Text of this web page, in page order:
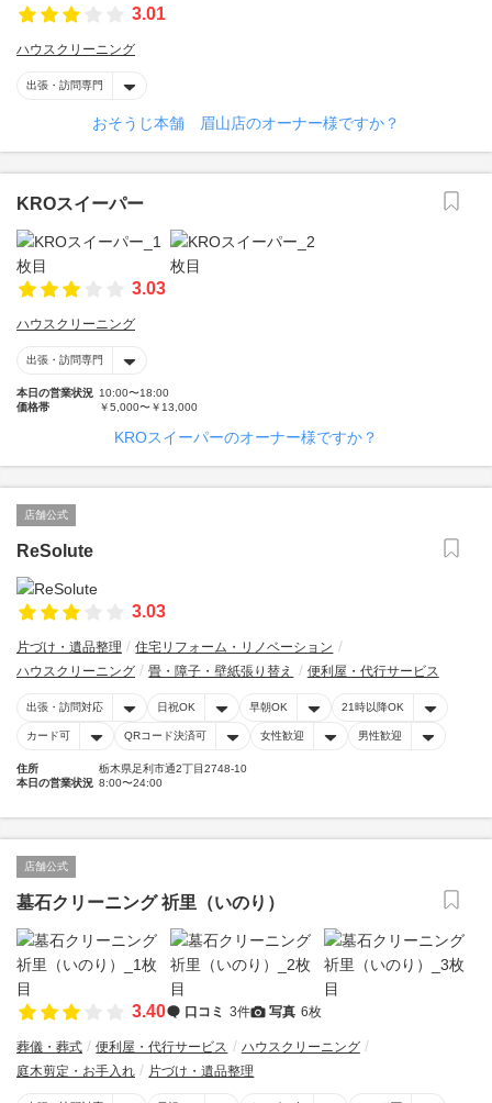
3.01
ハウスクリーニング
出張・訪問専門
おそうじ本舗 眉山店のオーナー様ですか？
KROスイーパー
3.03
ハウスクリーニング
出張・訪問専門
本日の営業状況 10:00〜18:00
価格帯
￥5,000〜￥13,000
KROスイーパーのオーナー様ですか？
店舗公式
ReSolute
3.03
片づけ・遺品整理
住宅リフォーム・リノベーション
ハウスクリーニング
畳・障子・壁紙張り替え 便利屋・代行サービス
出張・訪問対応 日祝OK 早朝OK 21時以降OK
カード可 QRコード決済可 女性歓迎 男性歓迎
住所
栃木県足利市通2丁目2748-10
本日の営業状況 8:00〜24:00
店舗公式
墓石クリーニング 祈里（いのり）
3.40 口コミ 3件 写真 6枚
葬儀・葬式 便利屋・代行サービス
ハウスクリーニング
庭木剪定・お手入れ
片づけ・遺品整理